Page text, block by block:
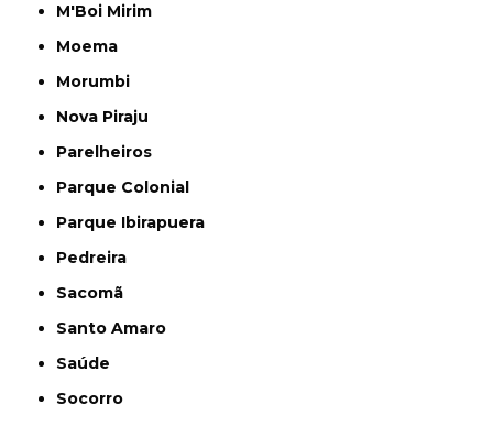
M'Boi Mirim
Moema
Morumbi
Nova Piraju
Parelheiros
Parque Colonial
Parque Ibirapuera
Pedreira
Sacomã
Santo Amaro
Saúde
Socorro